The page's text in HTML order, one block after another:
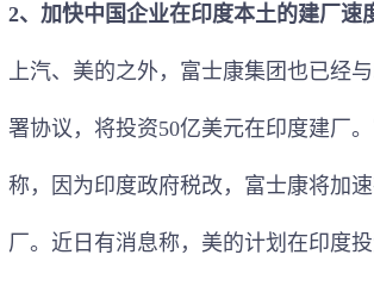
2、加快中国企业在印度本土的建厂速
上汽、美的之外，富士康集团也已经
署协议，将投资50亿美元在印度建厂
称，因为印度政府税改，富士康将加
厂。近日有消息称，美的计划在印度